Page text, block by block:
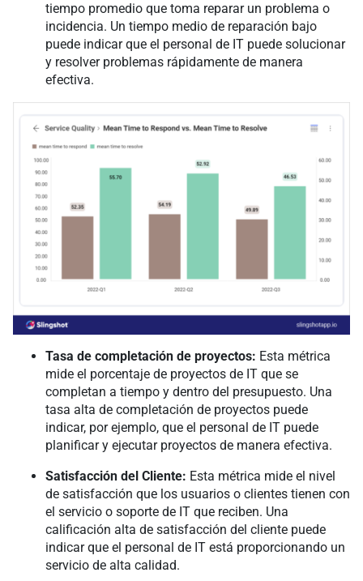
tiempo promedio que toma reparar un problema o
incidencia. Un tiempo medio de reparación bajo
puede indicar que el personal de IT puede solucionar
y resolver problemas rápidamente de manera
efectiva.
Tasa de completación de proyectos: Esta métrica
mide el porcentaje de proyectos de IT que se
completan a tiempo y dentro del presupuesto. Una
tasa alta de completación de proyectos puede
indicar, por ejemplo, que el personal de IT puede
planificar y ejecutar proyectos de manera efectiva.
Satisfacción del Cliente: Esta métrica mide el nivel
de satisfacción que los usuarios o clientes tienen con
el servicio o soporte de IT que reciben. Una
calificación alta de satisfacción del cliente puede
indicar que el personal de IT está proporcionando un
servicio de alta calidad.